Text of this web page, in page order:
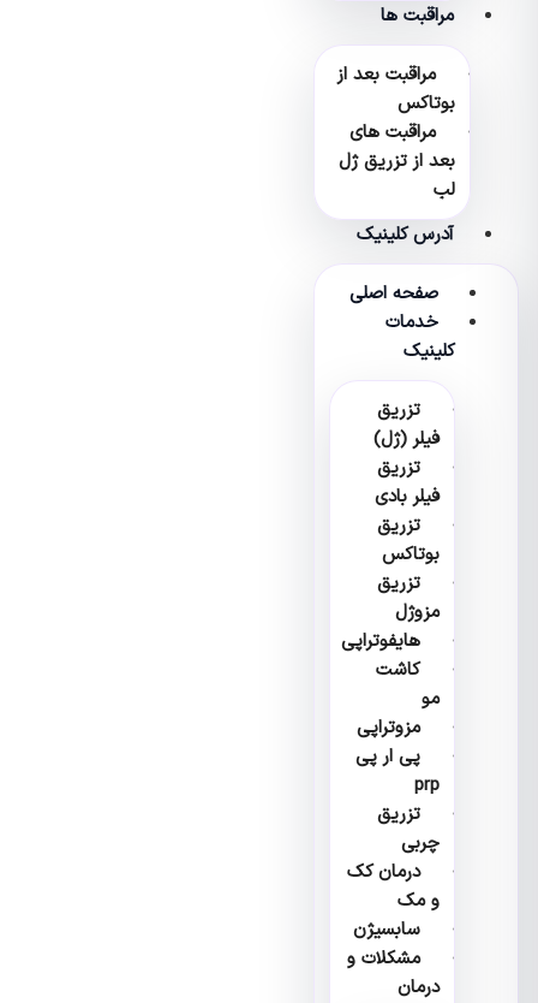
مراقبت ها
مراقبت بعد از
بوتاکس
مراقبت های
بعد از تزریق ژل
لب
آدرس کلینیک
صفحه اصلی
خدمات
کلینیک
تزریق
فیلر (ژل)
تزریق
فیلر بادی
تزریق
بوتاکس
تزریق
مزوژل
هایفوتراپی
کاشت
مو
مزوتراپی
پی ار پی
prp
تزریق
چربی
درمان کک
و مک
سابسیژن
مشکلات و
درمان